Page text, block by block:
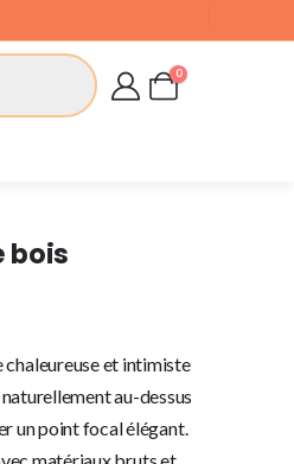
0
bois
chaleureuse et intimiste
au-dessus
un point focal élégant.